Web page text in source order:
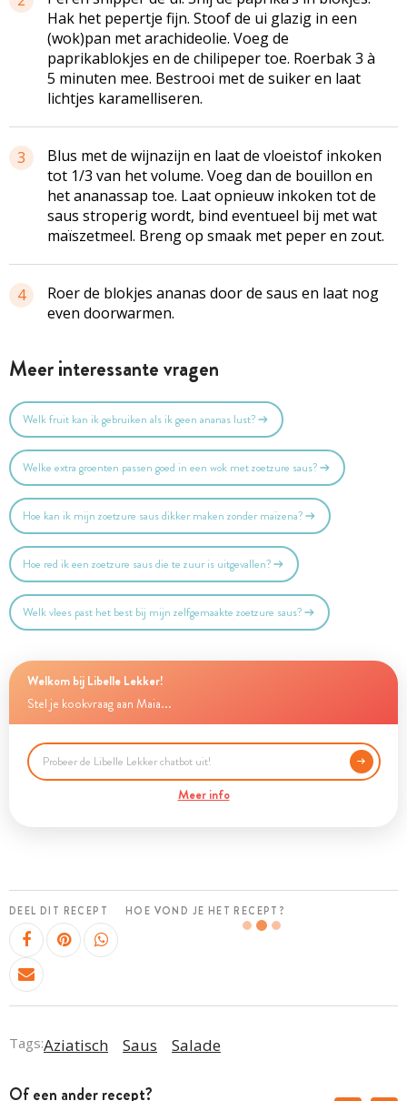
Hak het pepertje fijn. Stoof de ui glazig in een
(wok)pan met arachideolie. Voeg de
paprikablokjes en de chilipeper toe. Roerbak 3 à
5 minuten mee. Bestrooi met de suiker en laat
lichtjes karamelliseren.
3
Blus met de wijnazijn en laat de vloeistof inkoken
tot 1/3 van het volume. Voeg dan de bouillon en
het ananassap toe. Laat opnieuw inkoken tot de
saus stroperig wordt, bind eventueel bij met wat
maïszetmeel. Breng op smaak met peper en zout.
4
Roer de blokjes ananas door de saus en laat nog
even doorwarmen.
Meer interessante vragen
Welk fruit kan ik gebruiken als ik geen ananas lust?
Welke extra groenten passen goed in een wok met zoetzure saus?
Hoe kan ik mijn zoetzure saus dikker maken zonder maïzena?
Hoe red ik een zoetzure saus die te zuur is uitgevallen?
Welk vlees past het best bij mijn zelfgemaakte zoetzure saus?
Welkom bij Libelle Lekker!
Stel je kookvraag aan Maia...
Meer info
DEEL DIT RECEPT HOE VOND JE HET RECEPT?
Tags:Aziatisch Saus Salade
Of een ander recept?